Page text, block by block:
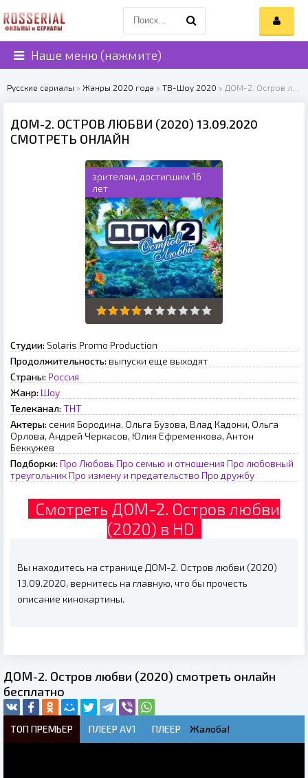
Наше меню (нажмите)
Русские сериалы » Жанры 2020 года » ТВ-Шоу 2020 » ДОМ-2. Остров любви (2020)
ДОМ-2. ОСТРОВ ЛЮБВИ (2020) 13.09.2020
СМОТРЕТЬ ОНЛАЙН
зрителям, достигшим 16
лет
Студии: Solaris Promo Production
Продолжительность: выпуски еще выходят
Страны: Россия
Жанр: Шоу
Телеканал: ТНТ
Актеры: сения Бородина, Ольга Бузова, Влад Кадони, Ольга
Орлова, Андрей Черкасов, Юлия Ефременкова, Антон
Беккужев
Подборки: Про Любовь Про семью и отношения Про любовный
треугольник Про измену и предательство Про дружбу
Смотреть ДОМ-2. Остров любви
(2020) в HD
Вы находитесь на странице ДОМ-2. Остров любви (2020)
13.09.2020, вернитесь на главную, что бы прочесть
описание кинокартины.
ДОМ-2. Остров любви (2020) смотреть онлайн
бесплатно
ТОП ПРЕМЬЕР ПЛЕЕР AV1 ПЛЕЕР Жалоба!